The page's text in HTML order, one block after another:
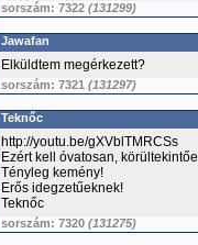
sorszám: 7322 (131299)
Jawafan
Elküldtem megérkezett?
sorszám: 7321 (131297)
Teknőc
http://youtu.be/gXVblTMRCSs
Ezért kell óvatosan,
Tényleg kemény!
Erős idegzetűeknek!
Teknőc
sorszám: 7320 (131275)